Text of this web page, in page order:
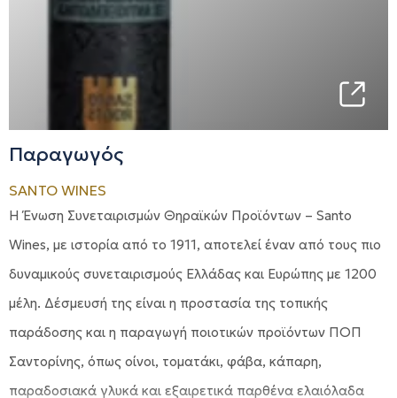
Παραγωγός
SANTO WINES
Η Ένωση Συνεταιρισμών Θηραϊκών Προϊόντων – Santo
Wines, με ιστορία από το 1911, αποτελεί έναν από τους πιο
δυναμικούς συνεταιρισμούς Ελλάδας και Ευρώπης με 1200
μέλη. Δέσμευσή της είναι η προστασία της τοπικής
παράδοσης και η παραγωγή ποιοτικών προϊόντων ΠΟΠ
Σαντορίνης, όπως οίνοι, τοματάκι, φάβα, κάπαρη,
παραδοσιακά γλυκά και εξαιρετικά παρθένα ελαιόλαδα